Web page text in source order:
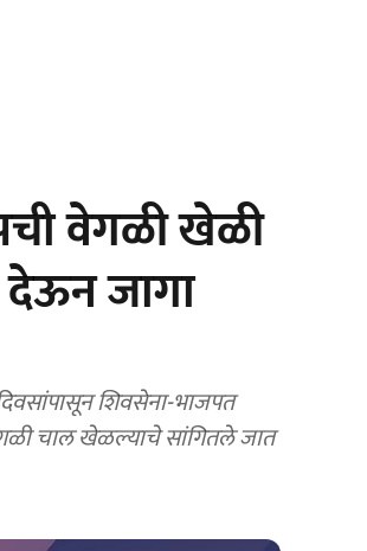
वेगळी खेळी
जागा
शिवसेना-भाजपत
चाल खेळल्याचे सांगितले जात